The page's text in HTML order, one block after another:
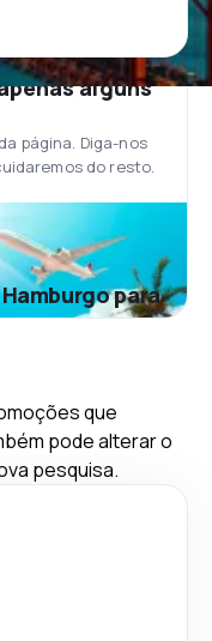
alguns
página. Diga-nos
do resto.
para
que
pode alterar o
pesquisa.